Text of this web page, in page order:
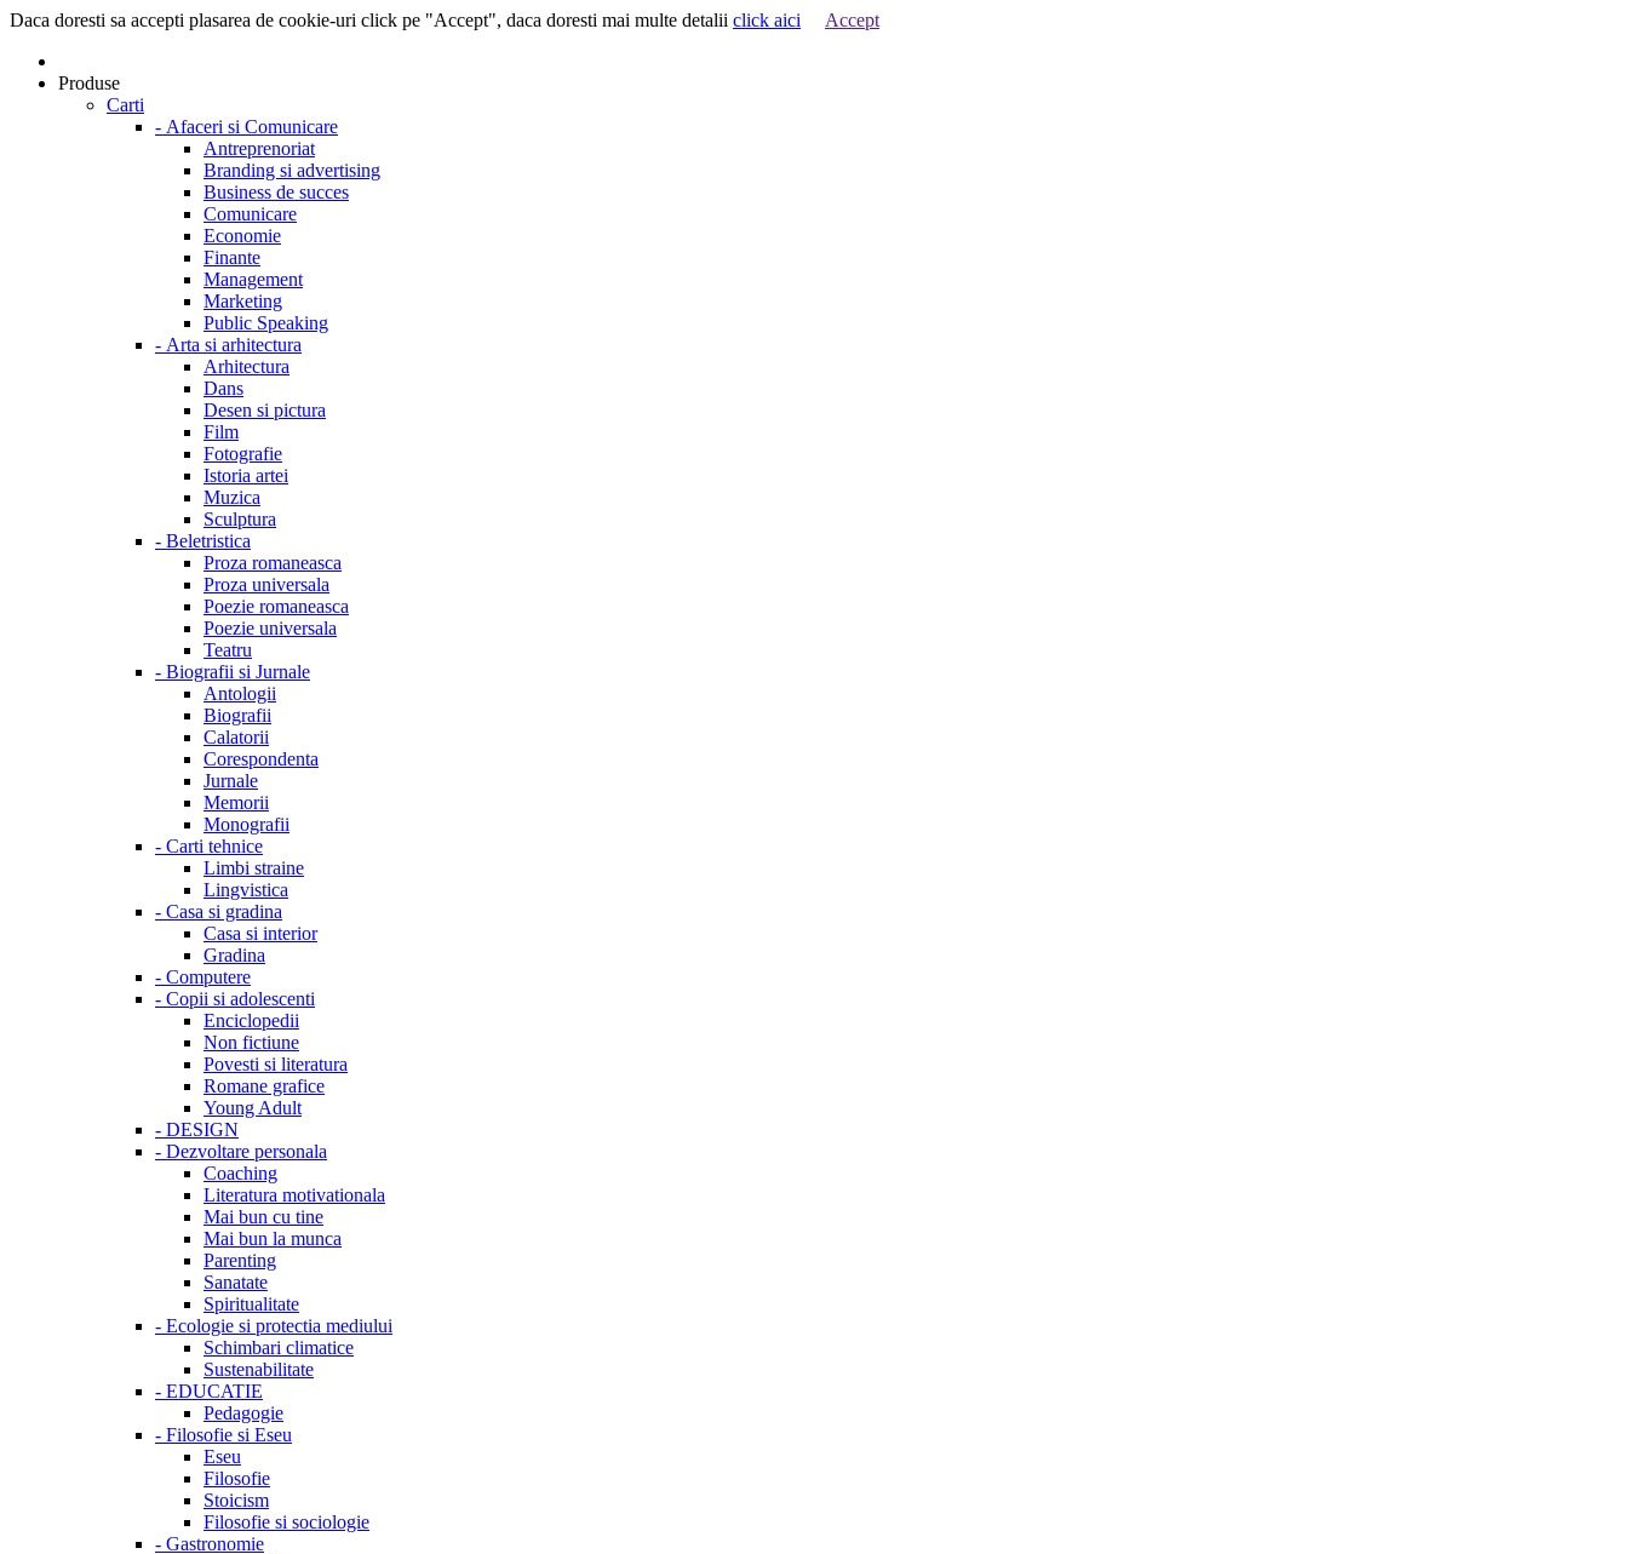
Daca doresti sa accepti plasarea de cookie-uri click pe "Accept", daca doresti mai multe detalii click aici Accept
Produse
Carti
- Afaceri si Comunicare
Antreprenoriat
Branding si advertising
Business de succes
Comunicare
Economie
Finante
Management
Marketing
Public Speaking
- Arta si arhitectura
Arhitectura
Dans
Desen si pictura
Film
Fotografie
Istoria artei
Muzica
Sculptura
- Beletristica
Proza romaneasca
Proza universala
Poezie romaneasca
Poezie universala
Teatru
- Biografii si Jurnale
Antologii
Biografii
Calatorii
Corespondenta
Jurnale
Memorii
Monografii
- Carti tehnice
Limbi straine
Lingvistica
- Casa si gradina
Casa si interior
Gradina
- Computere
- Copii si adolescenti
Enciclopedii
Non fictiune
Povesti si literatura
Romane grafice
Young Adult
- DESIGN
- Dezvoltare personala
Coaching
Literatura motivationala
Mai bun cu tine
Mai bun la munca
Parenting
Sanatate
Spiritualitate
- Ecologie si protectia mediului
Schimbari climatice
Sustenabilitate
- EDUCATIE
Pedagogie
- Filosofie si Eseu
Eseu
Filosofie
Stoicism
Filosofie si sociologie
- Gastronomie